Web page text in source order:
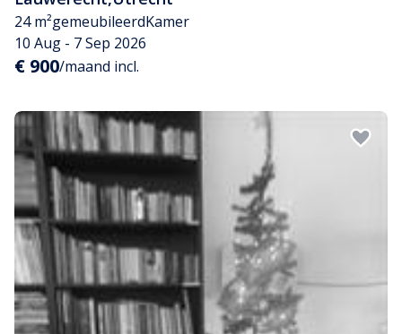
24 m²gemeubileerdKamer
10 Aug - 7 Sep 2026
€ 900/maand incl.